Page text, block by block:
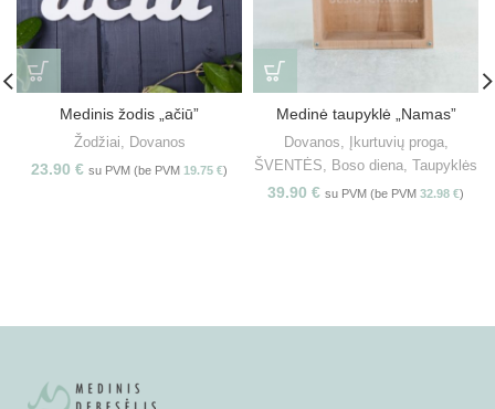
Medinis žodis „ačiū”
Žodžiai, Dovanos
23.90 € su PVM (be PVM 19.75 €)
Medinė taupyklė „Namas”
Dovanos, Įkurtuvių proga,
ŠVENTĖS, Boso diena, Taupyklės
39.90 € su PVM (be PVM 32.98 €)